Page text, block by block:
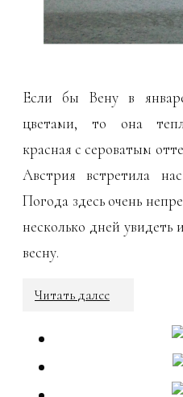
Если бы Вену в
цветами, то она
красная с сероватым
Австрия встретила
Погода здесь очень
несколько дней
весну.
Читать далее